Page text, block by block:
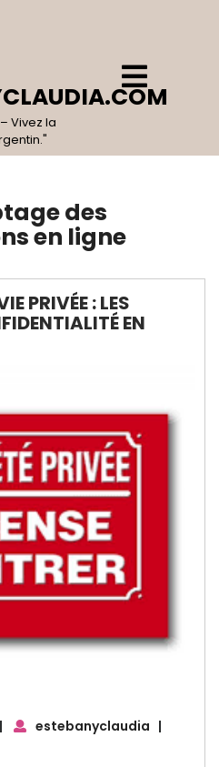
Vivez la
Open
Menu
des
en ligne
PRIVÉE : LES
EN
07
| estebanyclaudia |